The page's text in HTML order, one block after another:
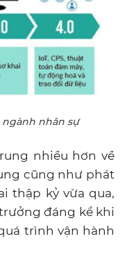
ngành nhân sự
nhiều hơn về
cũng như phát
thập kỷ vừa qua,
đáng kể khi
trình vận hành